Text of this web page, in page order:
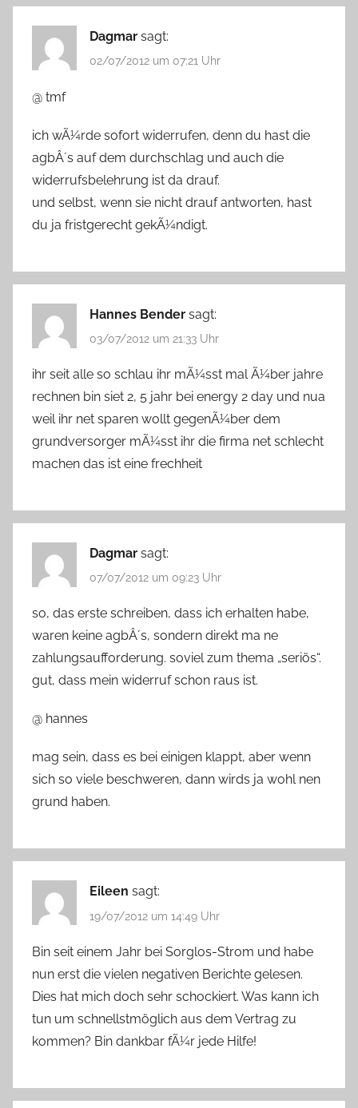
Dagmar sagt:
02/07/2012 um 07:21 Uhr
@ tmf
ich wÃ¼rde sofort widerrufen, denn du hast die
agbÂ´s auf dem durchschlag und auch die
widerrufsbelehrung ist da drauf.
und selbst, wenn sie nicht drauf antworten, hast
du ja fristgerecht gekÃ¼ndigt.
Hannes Bender sagt:
03/07/2012 um 21:33 Uhr
ihr seit alle so schlau ihr mÃ¼sst mal Ã¼ber jahre
rechnen bin siet 2, 5 jahr bei energy 2 day und nua
weil ihr net sparen wollt gegenÃ¼ber dem
grundversorger mÃ¼sst ihr die firma net schlecht
machen das ist eine frechheit
Dagmar sagt:
07/07/2012 um 09:23 Uhr
so, das erste schreiben, dass ich erhalten habe,
waren keine agbÂ´s, sondern direkt ma ne
zahlungsaufforderung. soviel zum thema „seriös“.
gut, dass mein widerruf schon raus ist.
@ hannes
mag sein, dass es bei einigen klappt, aber wenn
sich so viele beschweren, dann wirds ja wohl nen
grund haben.
Eileen sagt:
19/07/2012 um 14:49 Uhr
Bin seit einem Jahr bei Sorglos-Strom und habe
nun erst die vielen negativen Berichte gelesen.
Dies hat mich doch sehr schockiert. Was kann ich
tun um schnellstmöglich aus dem Vertrag zu
kommen? Bin dankbar fÃ¼r jede Hilfe!